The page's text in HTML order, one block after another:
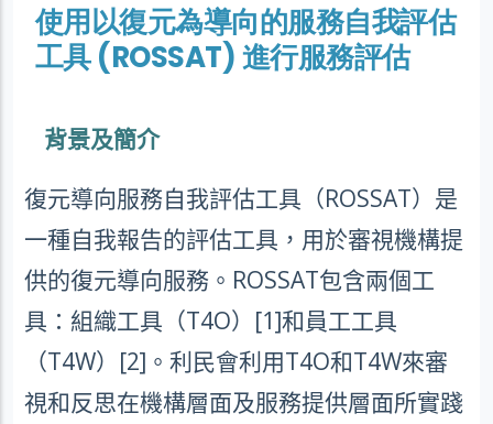
使用以復元為導向的服務自我評估
工具 (ROSSAT) 進行服務評估
背景及簡介
復元導向服務自我評估工具（ROSSAT）是
一種自我報告的評估工具，用於審視機構提
供的復元導向服務。 ROSSAT包含兩個工
具：組織工具（T4O） [1]和員工工具
（T4W） [2] 。利民會利用T4O和T4W來審
視和反思在機構層面及服務提供層面所實踐